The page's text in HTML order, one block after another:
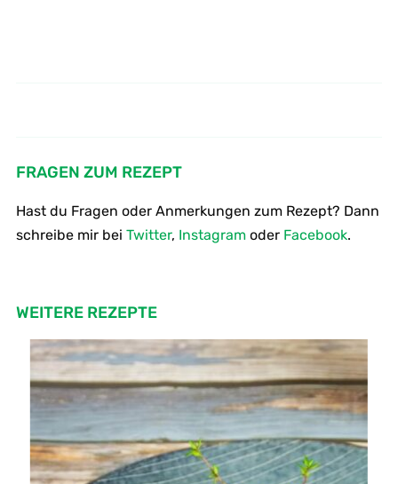
FRAGEN ZUM REZEPT
Hast du Fragen oder Anmerkungen zum Rezept? Dann
schreibe mir bei Twitter, Instagramoder Facebook.
WEITERE REZEPTE